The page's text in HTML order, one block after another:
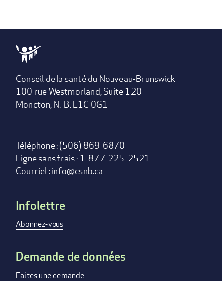
Conseil de la santé du Nouveau-Brunswick
100 rue Westmorland, Suite 120
Moncton, N.-B. E1C 0G1
Téléphone : (506) 869-6870
Ligne sans frais : 1-877-225-2521
Courriel :info@csnb.ca
Footer
menu
Infolettre
Abonnez-vous
Demande de données
Faites une demande